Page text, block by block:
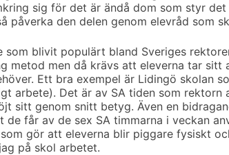
sig för det är ändå dom som styr det
påverka den delen genom elevråd som
som blivit populärt bland Sveriges
metod men då krävs att eleverna tar sitt
Ett bra exempel är Lidingö skolan
arbete). Det är av SA tiden som rektorn
sitt genom snitt betyg. Även en
de får av de sex SA timmarna i veckan
gör att eleverna blir piggare fysiskt
på skol arbetet.